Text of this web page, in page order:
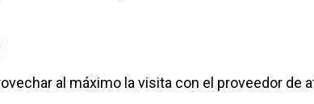
al máximo la visita con el proveedor de